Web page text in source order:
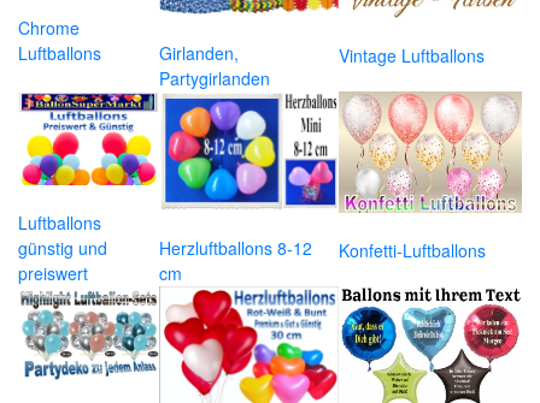
Chrome
Luftballons
Girlanden,
Partygirlanden
Vintage Luftballons
Luftballons
günstig und
preiswert
Herzluftballons 8-12
cm
Konfetti-Luftballons